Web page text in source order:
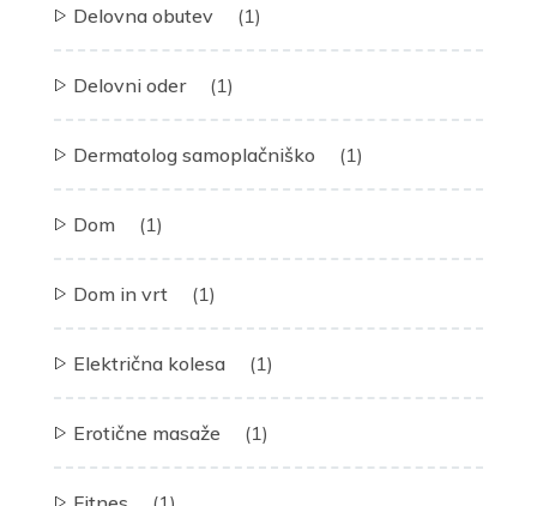
Delovna obutev (1)
Delovni oder (1)
Dermatolog samoplačniško (1)
Dom (1)
Dom in vrt (1)
Električna kolesa (1)
Erotične masaže (1)